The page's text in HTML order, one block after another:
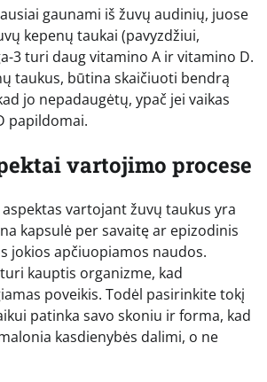
gaunami iš žuvų audinių, juose
kepenų taukai (pavyzdžiui,
3 turi daug vitamino A ir vitamino D.
taukus, būtina skaičiuoti bendrą
jo nepadaugėtų, ypač jei vaikas
papildomai.
vartojimo procese
vartojant žuvų taukus yra
kapsulė per savaitę ar epizodinis
jokios apčiuopiamos naudos.
kauptis organizme, kad
poveikis. Todėl pasirinkite tokį
patinka savo skoniu ir forma, kad
kasdienybės dalimi, o ne